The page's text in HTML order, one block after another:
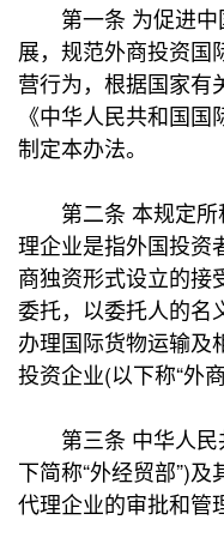
第一条 为促进中
展，规范外商投资国
营行为，根据国家有
《中华人民共和国国
制定本办法。
第二条 本规定所
理企业是指外国投资
商独资形式设立的接
委托，以委托人的名
办理国际货物运输及
投资企业(以下称“外
第三条 中华人民
下简称“外经贸部”)
代理企业的审批和管